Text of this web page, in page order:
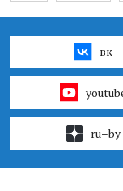
вк
ru–by